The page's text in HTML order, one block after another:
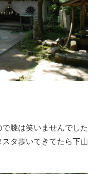
膝は笑いませんでした
タ歩いてきてたら下山